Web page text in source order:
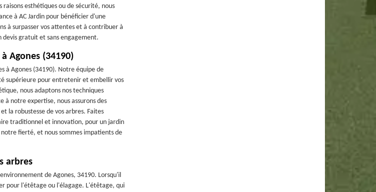
esthétiques ou de sécurité, nous
à AC Jardin pour bénéficier d'une
à surpasser vos attentes et à contribuer à
gratuit et sans engagement.
Agones (34190)
à Agones (34190). Notre équipe de
supérieure pour entretenir et embellir vos
nous adaptons nos techniques
à notre expertise, nous assurons des
la robustesse de vos arbres. Faites
traditionnel et innovation, pour un jardin
fierté, et nous sommes impatients de
arbres
de Agones, 34190. Lorsqu'il
pour l'étêtage ou l'élagage. L'étêtage, qui